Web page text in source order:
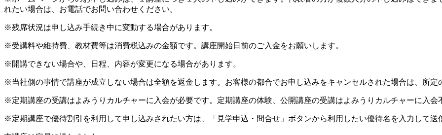
れたい場合は、お電話でお問い合わせください。
※残席状況は申し込み手続き中に変動する場合があります。
※受講料や維持費、教材費等は消費税込みの金額です。講座開始日前のご入金をお願いします。
※開講できない場合や、日程、内容が変更になる場合があります。
※当社側の事情で講座が成立しない場合は全額を返金します。お客様の都合でお申し込みをキャンセルされた場合は、所定
※定期講座の受講はよみうりカルチャーに入会が必要です。定期講座の体験、公開講座の受講はよみうりカルチャーに入会
※定期講座で優待割引を利用して申し込みされたい方は、「見学申込・問合せ」ボタンから利用したい優待名を入力して送